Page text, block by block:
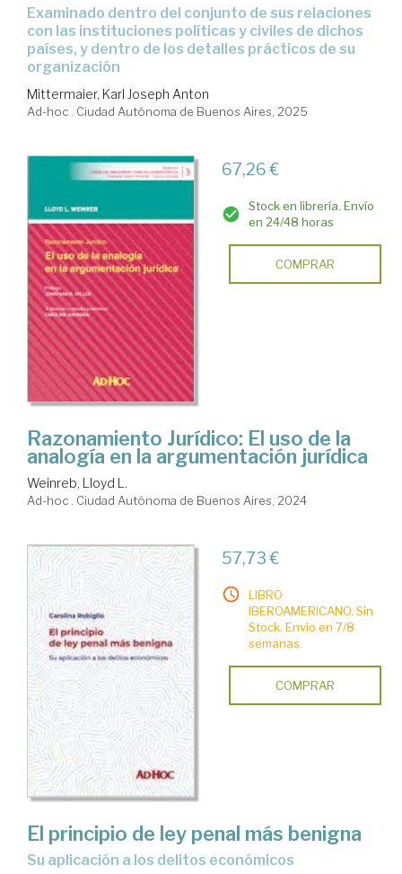
Examinado dentro del conjunto de sus relaciones
con las instituciones políticas y civiles de dichos
países, y dentro de los detalles prácticos de su
organización
Mittermaier, Karl Joseph Anton
Ad-hoc . Ciudad Autónoma de Buenos Aires, 2025
67,26 €
Stock en librería. Envío
en 24/48 horas
COMPRAR
Razonamiento Jurídico: El uso de la
analogía en la argumentación jurídica
Weinreb, Lloyd L.
Ad-hoc . Ciudad Autónoma de Buenos Aires, 2024
57,73 €
LIBRO
IBEROAMERICANO. Sin
Stock. Envío en 7/8
semanas.
COMPRAR
El principio de ley penal más benigna
su aplicación a los delitos económicos